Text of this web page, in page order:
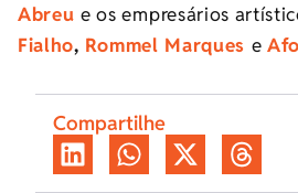
Abreue os empresários
Fialho, Rommel Marques e
Compartilhe